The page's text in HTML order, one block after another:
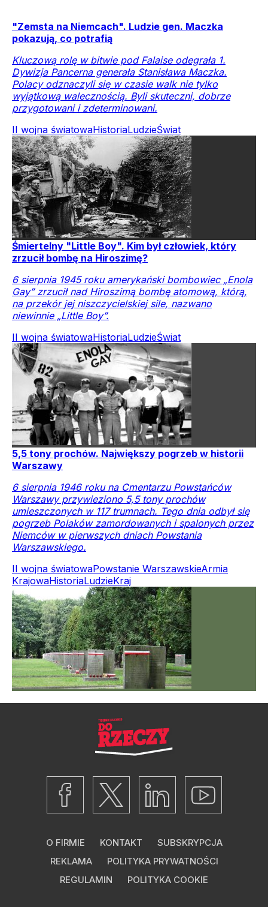
"Zemsta na Niemcach". Ludzie gen. Maczka
pokazują, co potrafią
Kluczową rolę w bitwie pod Falaise odegrała 1.
Dywizja Pancerna generała Stanisława Maczka.
Polacy odznaczyli się w czasie walk nie tylko
wyjątkową walecznością. Byli skuteczni, dobrze
przygotowani i zdeterminowani.
II wojna światowaHistoriaLudzieŚwiat
Śmiertelny "Little Boy". Kim był człowiek, który
zrzucił bombę na Hiroszimę?
6 sierpnia 1945 roku amerykański bombowiec „Enola
Gay” zrzucił nad Hiroszimą bombę atomową, którą,
na przekór jej niszczycielskiej sile, nazwano
niewinnie „Little Boy”.
II wojna światowaHistoriaLudzieŚwiat
5,5 tony prochów. Największy pogrzeb w historii
Warszawy
6 sierpnia 1946 roku na Cmentarzu Powstańców
Warszawy przywieziono 5,5 tony prochów
umieszczonych w 117 trumnach. Tego dnia odbył się
pogrzeb Polaków zamordowanych i spalonych przez
Niemców w pierwszych dniach Powstania
Warszawskiego.
II wojna światowaPowstanie WarszawskieArmia
KrajowaHistoriaLudzieKraj
O FIRMIE KONTAKT
SUBSKRYPCJA
REKLAMA
POLITYKA PRYWATNOŚCI
REGULAMIN
POLITYKA COOKIE